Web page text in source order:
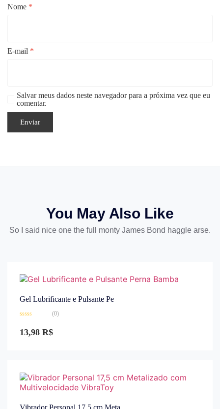
Nome *
E-mail *
Salvar meus dados neste navegador para a próxima vez que eu
comentar.
You May Also Like
So I said nice one the full monty James Bond haggle arse.
Gel Lubrificante e Pulsante Pe
0
de
(0)
13,98 R$